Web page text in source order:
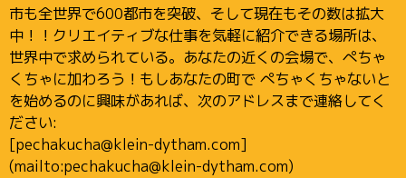
市も全世界で600都市を突破、そして現在もその数は拡大
中！！クリエイティブな仕事を気軽に紹介できる場所は、
世界中で求められている。あなたの近くの会場で、ぺちゃ
くちゃに加わろう！もしあなたの町で ぺちゃくちゃないと
を始めるのに興味があれば、次のアドレスまで連絡してく
ださい:
[pechakucha@klein-dytham.com]
(mailto:pechakucha@klein-dytham.com)